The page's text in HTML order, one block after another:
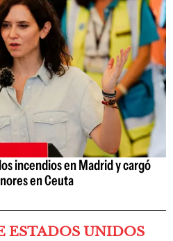
incendios en Madrid y cargó
en Ceuta
ESTADOS UNIDOS